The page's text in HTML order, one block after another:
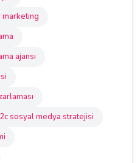
ajansı
sosyal medya stratejisi